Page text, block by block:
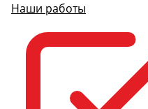
Наши работы